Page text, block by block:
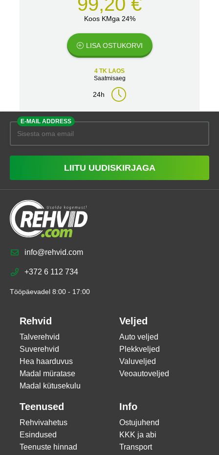
Koos KMga 24%
LISA OSTUKORVI
4 TK LAOS
Saatmisaeg
24h
E-MAIL ADDRESS
LIITU UUDISKIRJAGA
info@rehvid.com
+372 6 112 734
Tööpäevadel 8:00 - 17:00
Rehvid
Talverehvid
Suverehvid
Hea haarduvus
Madal müratase
Madal kütusekulu
Veljed
Auto veljed
Plekkveljed
Valuveljed
Veoautoveljed
Teenused
Rehvivahetus
Esindused
Teenuste hinnad
Info
Ostujuhend
KKK ja abi
Transport